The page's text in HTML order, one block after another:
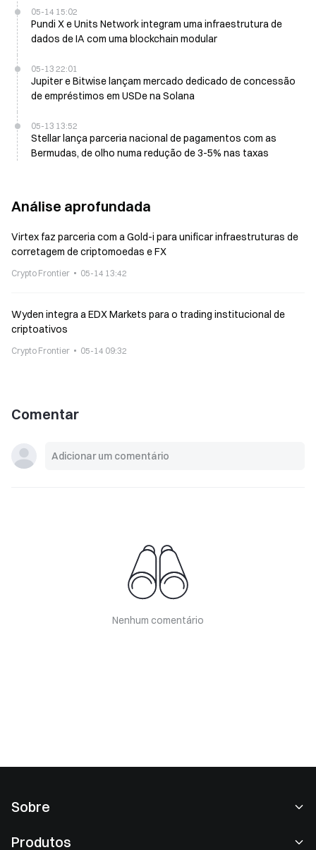
05-14 15:02
Pundi X e Units Network integram uma infraestrutura de
dados de IA com uma blockchain modular
05-13 22:01
Jupiter e Bitwise lançam mercado dedicado de concessão
de empréstimos em USDe na Solana
05-13 13:52
Stellar lança parceria nacional de pagamentos com as
Bermudas, de olho numa redução de 3-5% nas taxas
Análise aprofundada
Virtex faz parceria com a Gold-i para unificar infraestruturas de
corretagem de criptomoedas e FX
Crypto Frontier 05-14 13:42
Wyden integra a EDX Markets para o trading institucional de
criptoativos
Crypto Frontier 05-14 09:32
Comentar
Nenhum comentário
Sobre
Produtos